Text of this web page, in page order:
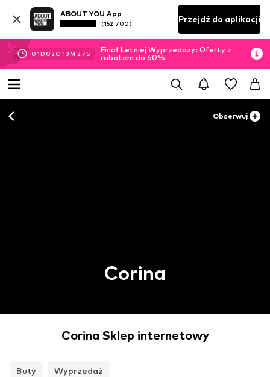
ABOUT YOU App
(152 700) Przejdź do aplikacji
01D 02 G 13M 27 S
Finał Letniej Wyprzedaży: Oferty z
rabatem do 60%
Obserwuj
Corina
Corina Sklep internetowy
Buty Wyprzedaż